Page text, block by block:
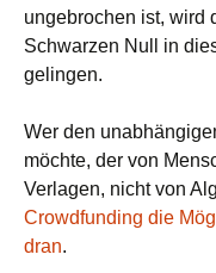
ungebrochen ist, wird
Schwarzen Null in
gelingen.
Wer den
möchte, der von
Verlagen, nicht von
Crowdfunding die
dran.